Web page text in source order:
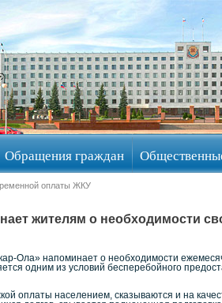
Обращения граждан
оплаты ЖКУ
жителям о необходимости
Ола» напоминает о необходимости
одним из условий бесперебойного
оплаты населением, сказываются и на